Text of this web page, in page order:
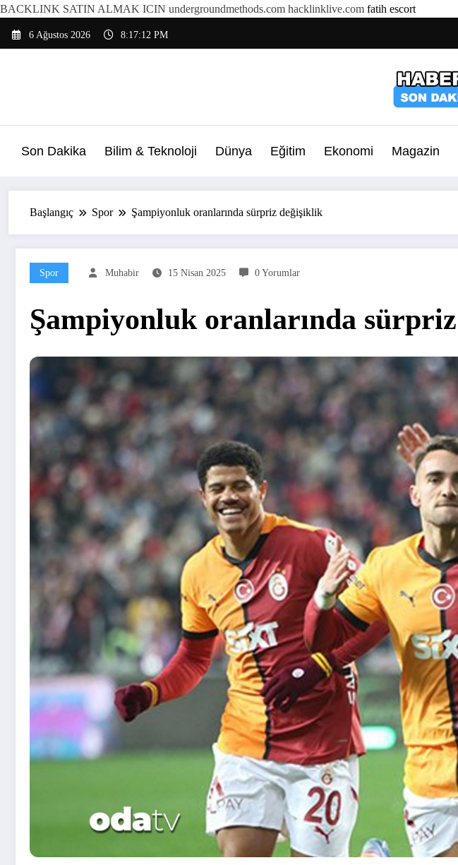
BACKLINK SATIN ALMAK ICIN undergroundmethods.com hacklinklive.com fatih escort
atla
6 Ağustos 2026 8:17:14 PM
Son Dakika Bilim & Teknoloji Dünya Eğitim Ekonomi Magazin
Başlangıç Spor Şampiyonluk oranlarında sürpriz değişiklik
Spor Muhabir 15 Nisan 2025 0 Yorumlar
Şampiyonluk oranlarında